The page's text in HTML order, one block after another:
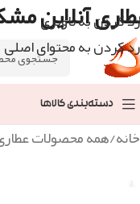
رد کردن به ناوبری
رد کردن به محتوای اصلی
آنلاین
دسته‌بندی کالاها
خانه/همه محصولات